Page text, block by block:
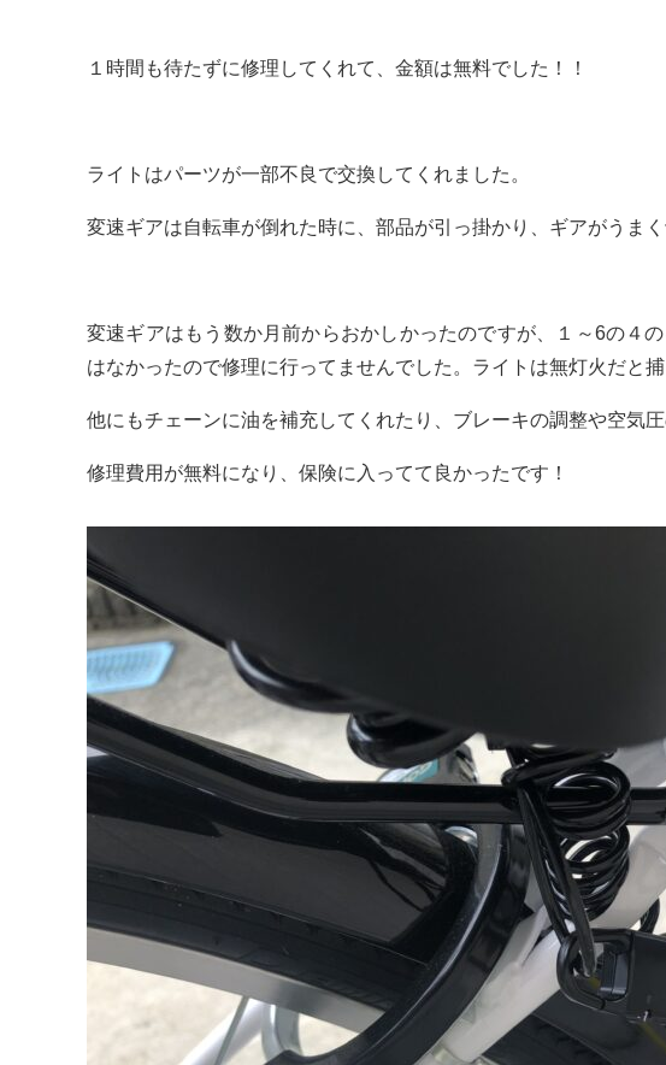
１時間も待たずに修理してくれて、金額は無料でした！！
ライトはパーツが一部不良で交換してくれました。
変速ギアは自転車が倒れた時に、部品が引っ掛かり、ギアがうま
変速ギアはもう数か月前からおかしかったのですが、１～6の４
はなかったので修理に行ってませんでした。ライトは無灯火だと
他にもチェーンに油を補充してくれたり、ブレーキの調整や空気
修理費用が無料になり、保険に入ってて良かったです！